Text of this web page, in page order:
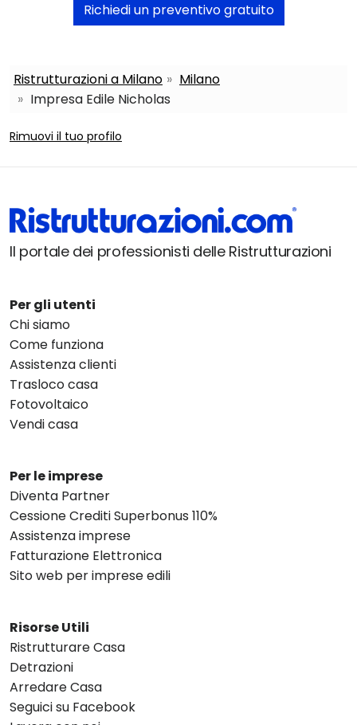
Richiedi un preventivo gratuito
Ristrutturazioni a Milano
Milano
Impresa Edile Nicholas
Rimuovi il tuo profilo
Il portale dei professionisti delle Ristrutturazioni
Per gli utenti
Chi siamo
Come funziona
Assistenza clienti
Trasloco casa
Fotovoltaico
Vendi casa
Per le imprese
Diventa Partner
Cessione Crediti Superbonus 110%
Assistenza imprese
Fatturazione Elettronica
Sito web per imprese edili
Risorse Utili
Ristrutturare Casa
Detrazioni
Arredare Casa
Seguici su Facebook